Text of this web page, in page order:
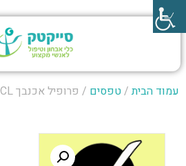
עמוד הבית/טפסים / פרופיל אכנבך CBCL בנות (25)